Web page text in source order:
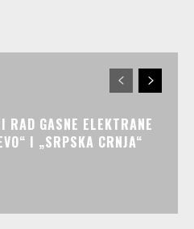
RAD GASNE ELEKTRANE
I „SRPSKA CRNJA“